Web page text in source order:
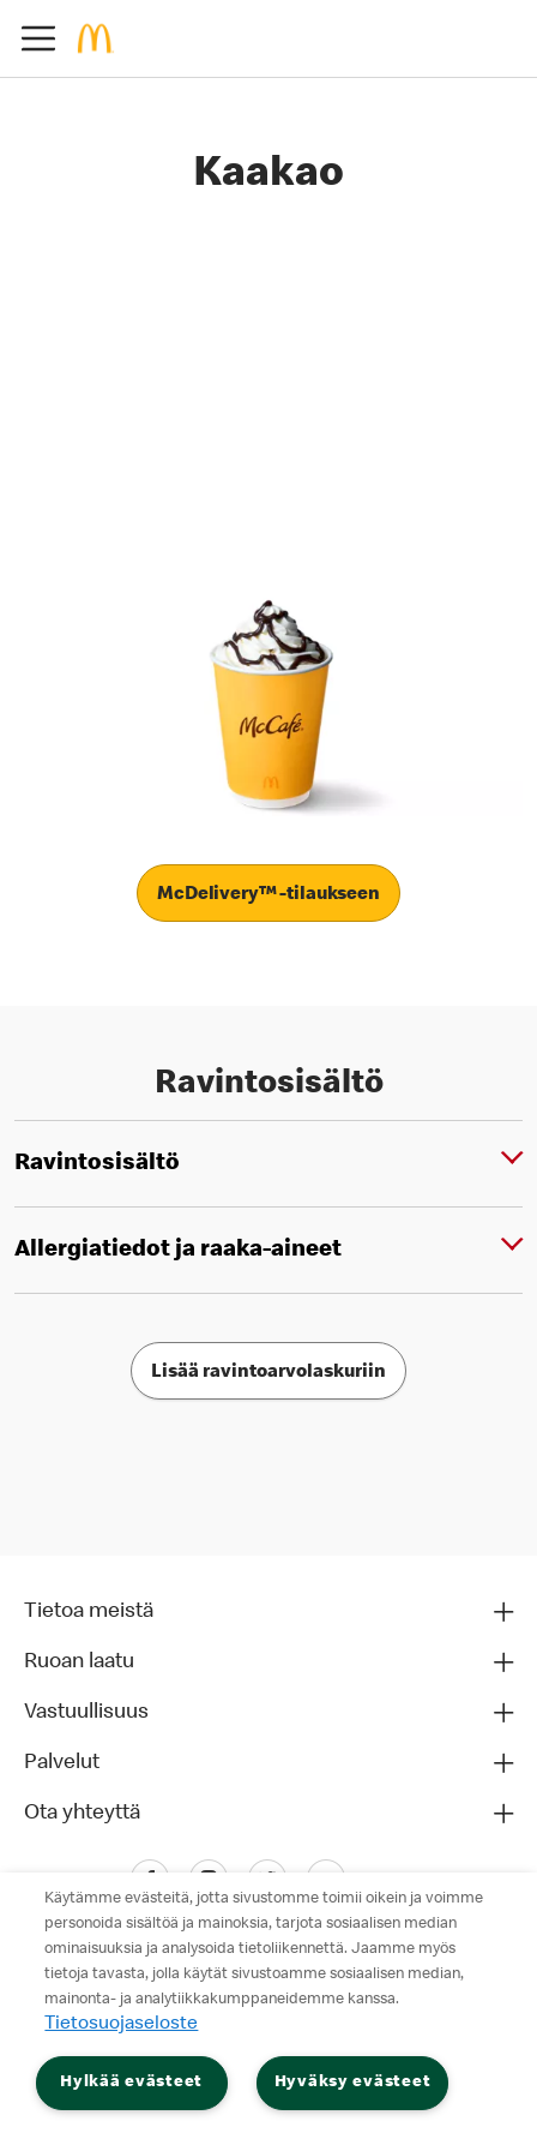
Kaakao
McDelivery™ -tilaukseen
Ravintosisältö
Ravintosisältö
Allergiatiedot ja raaka-aineet
Lisää ravintoarvolaskuriin
Tietoa meistä
Ruoan laatu
Vastuullisuus
Palvelut
Ota yhteyttä
Tietosuojaseloste
Käyttöehdot
Käytämme evästeitä, jotta sivustomme toimii oikein ja voimme
personoida sisältöä ja mainoksia, tarjota sosiaalisen median
ominaisuuksia ja analysoida tietoliikennettä. Jaamme myös
tietoja tavasta, jolla käytät sivustoamme sosiaalisen median,
mainonta- ja analytiikkakumppaneidemme kanssa.
Tietosuojaseloste
Hyväksy evästeet
Hylkää evästeet